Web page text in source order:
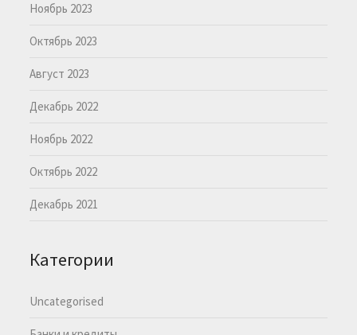
Ноябрь 2023
Октябрь 2023
Август 2023
Декабрь 2022
Ноябрь 2022
Октябрь 2022
Декабрь 2021
Категории
Uncategorised